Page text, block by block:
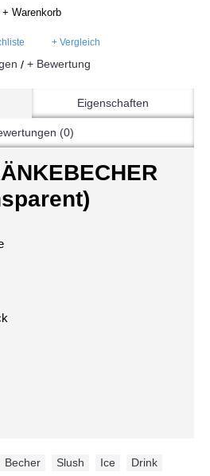
+ Warenkorb
+ Vergleich
/ + Bewertung
Eigenschaften
(0)
Becher Slush Ice Drink